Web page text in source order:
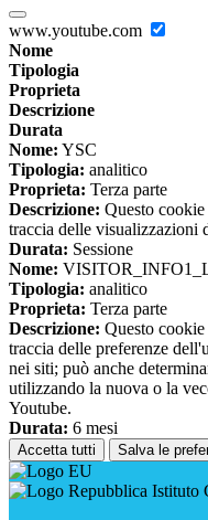
www.youtube.com
Nome
Tipologia
Proprieta
Descrizione
Durata
Nome: YSC
Tipologia: analitico
Proprieta: Terza parte
Descrizione: Questo cookie
traccia delle visualizzazioni
Durata: Sessione
Nome:
Tipologia: analitico
Proprieta: Terza parte
Descrizione: Questo cookie
traccia delle preferenze
nei siti; può anche
utilizzando la nuova o la
Youtube.
Durata: 6 mesi
Accetta tutti Salva le
Istituto